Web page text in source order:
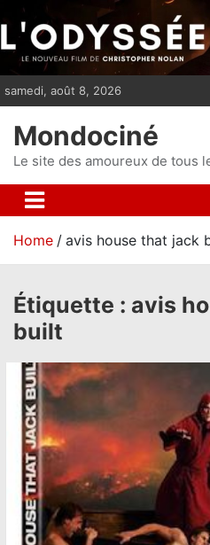
i
p
n
t
samedi, août 8, 2026
Mondociné
Le site des amoureux de tous
Home avis house that jack
Étiquette : avis
built